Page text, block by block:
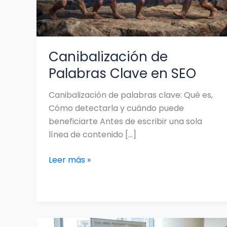
Canibalización de
Palabras Clave en SEO
Canibalización de palabras clave: Qué es,
Cómo detectarla y cuándo puede
beneficiarte Antes de escribir una sola
línea de contenido […]
Leer más »
Consultor